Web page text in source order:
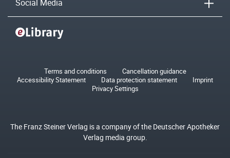
Social Media
Terms and conditions
Cancellation guidance
Accessibility Statement
Data protection statement
Imprint
Privacy Settings
The Franz Steiner Verlag is a company of the Deutscher Apotheker
Verlag media group.